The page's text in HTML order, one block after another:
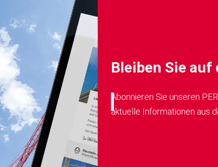
Bleiben Sie auf
Abonnieren Sie unseren
aktuelle Informationen aus